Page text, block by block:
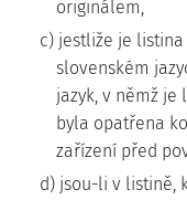
originálem,
c) jestliže je
slovenském
jazyk, v němž
byla opatřena
zařízení před
d) jsou-li v listině,